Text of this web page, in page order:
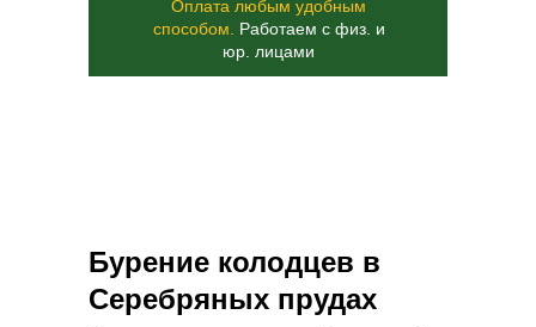
Оплата любым удобным
способом. Работаем с физ. и
юр. лицами
Бурение колодцев в
Серебряных прудах